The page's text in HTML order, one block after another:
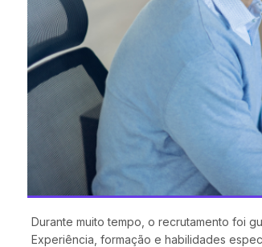
Durante muito tempo, o recrutamento foi
Experiência, formação e habilidades